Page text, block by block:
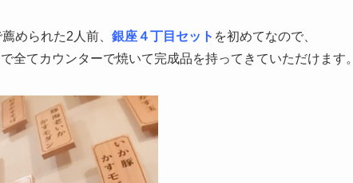
められた2人前、 銀座４丁目セット を初めてなので、
全てカウンターで焼いて完成品を持ってきていただけます。